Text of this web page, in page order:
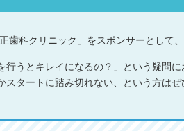
歯科クリニック」をスポンサーとして
行うとキレイになるの？」という疑問
スタートに踏み切れない、という方はぜ